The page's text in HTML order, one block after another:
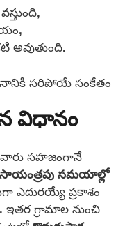
అవుతుంది.
సరిపోయే సంకేతం
విధానం
వారు సహజంగానే
సాయంత్రపు సమయాల్లో
ఎదురయ్యే ప్రకాశం
ఇతర గ్రామాల నుంచి